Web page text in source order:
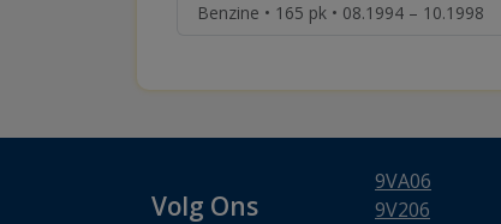
Benzine • 165 pk • 08.1994 – 10.1998
Volg Ons
9VA06
9V206